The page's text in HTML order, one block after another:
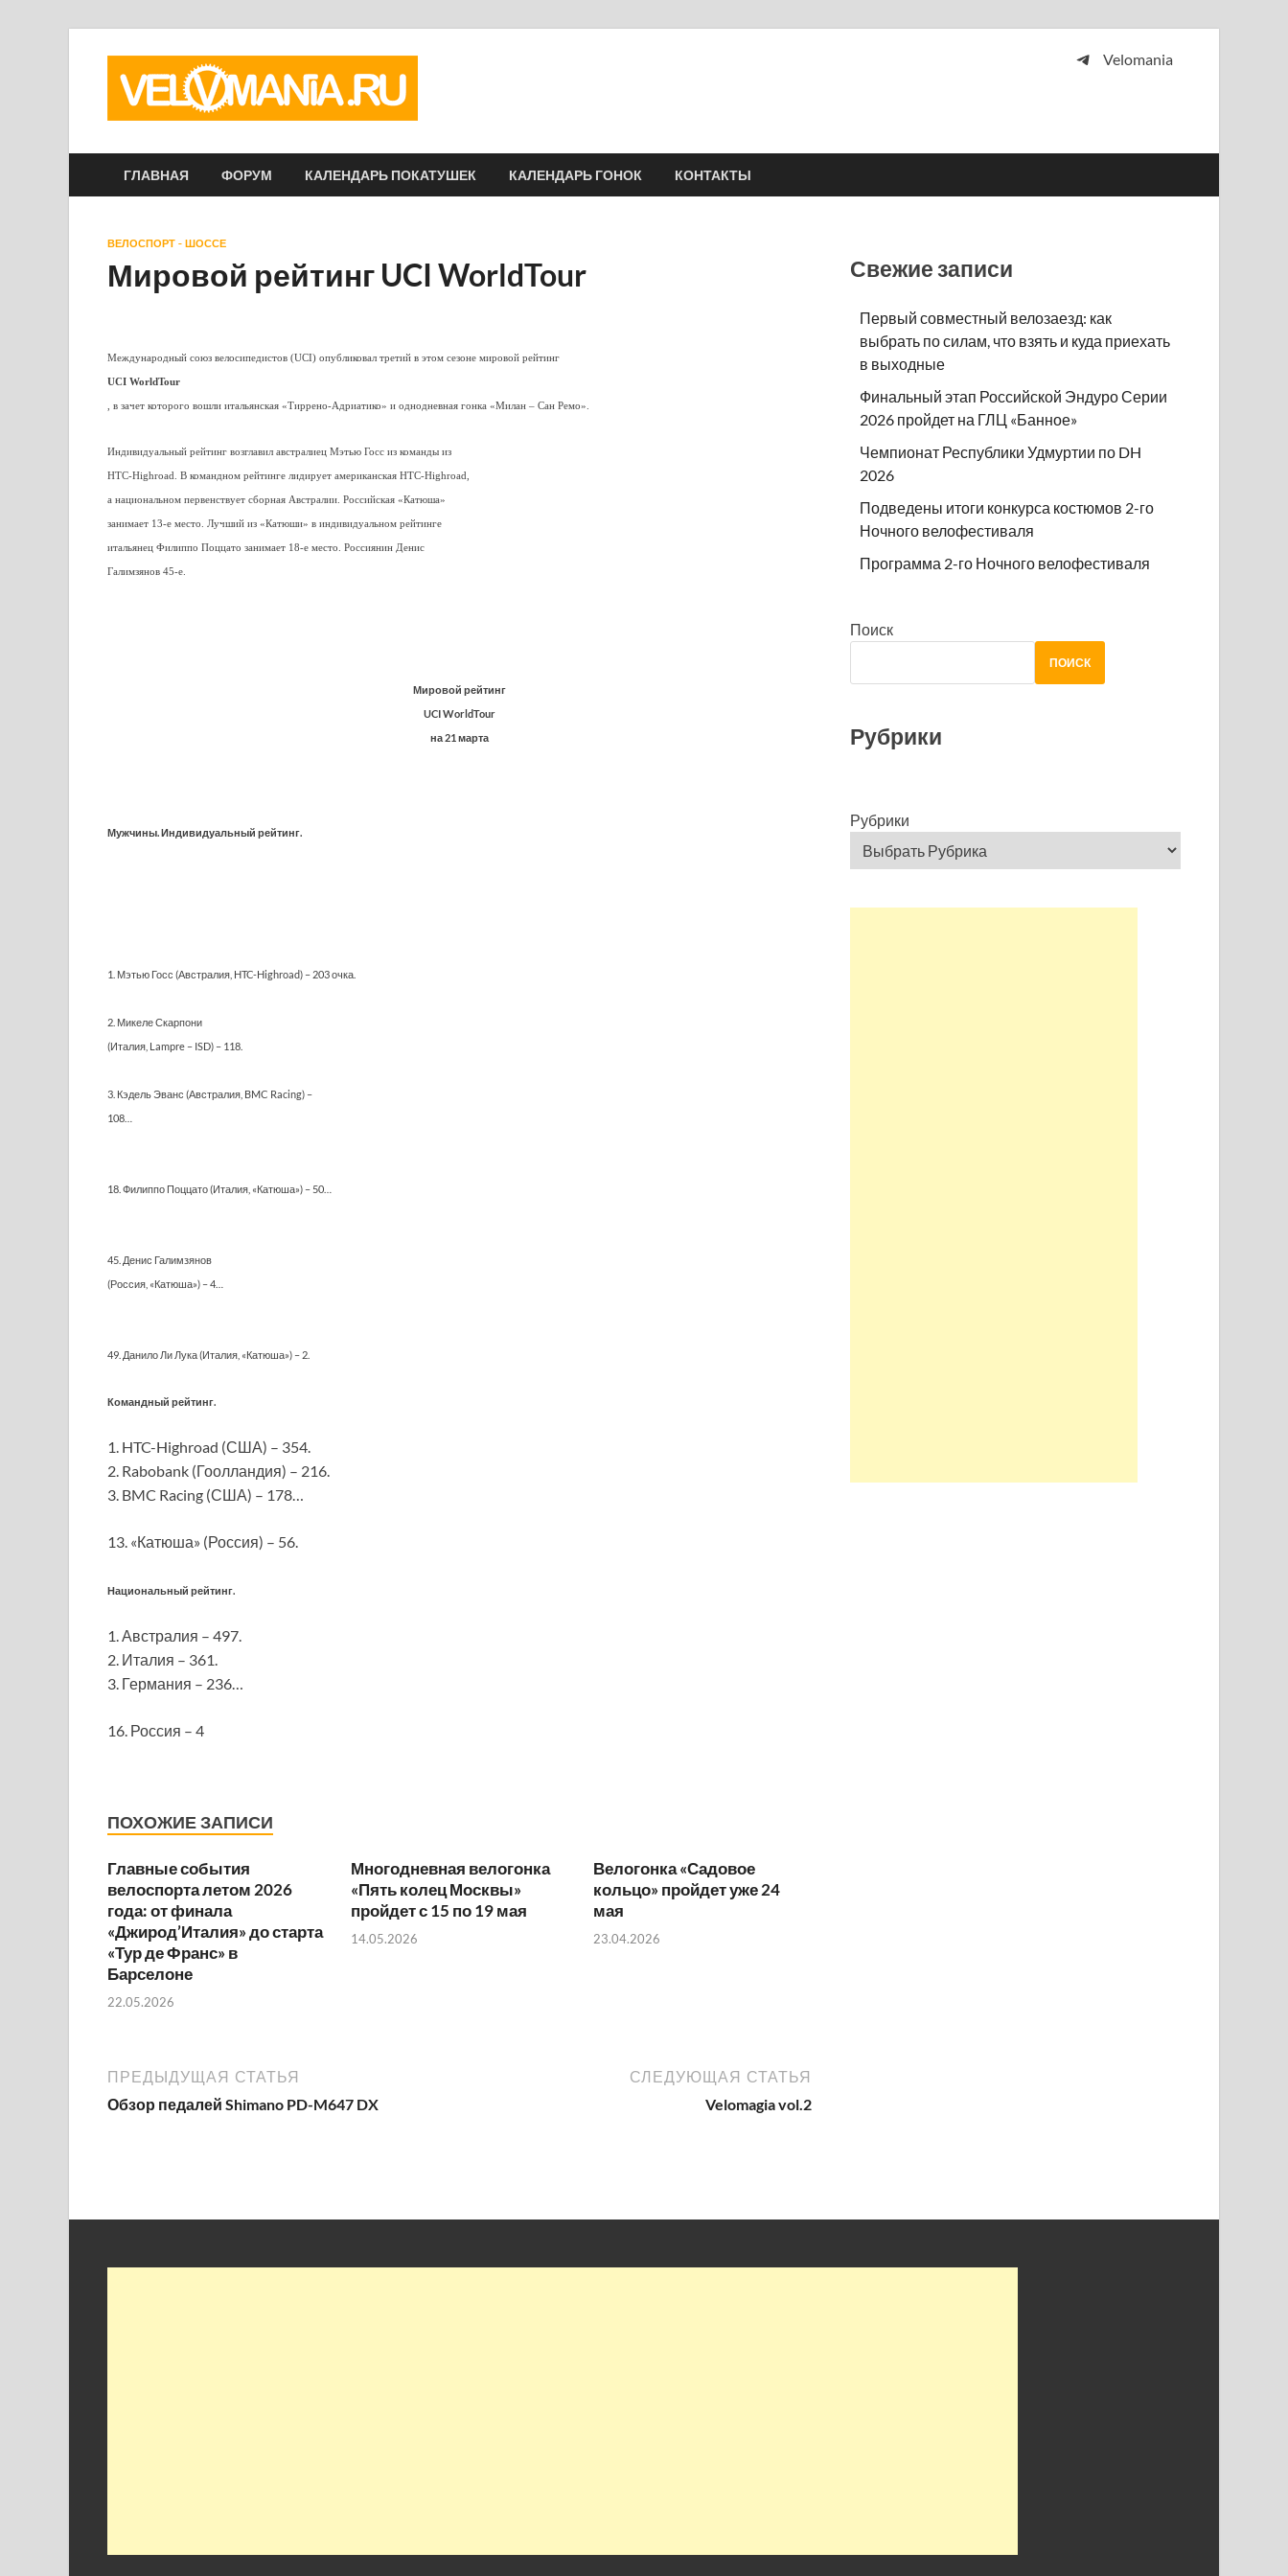
Velomania
ГЛАВНАЯ ФОРУМ КАЛЕНДАРЬ ПОКАТУШЕК КАЛЕНДАРЬ ГОНОК КОНТАКТЫ
ВЕЛОСПОРТ - ШОССЕ
Мировой рейтинг UCI WorldTour
Международный союз велосипедистов (UCI) опубликовал третий в этом сезоне мировой рейтинг
UCI WorldTour
, в зачет которого вошли итальянская «Тиррено-Адриатико» и однодневная гонка «Милан – Сан Ремо».
Индивидуальный рейтинг возглавил австралиец Мэтью Госс из команды из
HTC-Highroad. В командном рейтинге лидирует американская HTC-Highroad,
а национальном первенствует сборная Австралии. Российская «Катюша»
занимает 13-е место. Лучший из «Катюши» в индивидуальном рейтинге
итальянец Филиппо Поццато занимает 18-е место. Россиянин Денис
Галимзянов 45-е.
Мировой рейтинг
UCI WorldTour
на 21 марта
Мужчины. Индивидуальный рейтинг.
1. Мэтью Госс (Австралия, HTC-Highroad) – 203 очка.
2. Микеле Скарпони
(Италия, Lampre – ISD) – 118.
3. Кэдель Эванс (Австралия, BMC Racing) –
108…
18. Филиппо Поццато (Италия, «Катюша») – 50…
45. Денис Галимзянов
(Россия, «Катюша») – 4…
49. Данило Ли Лука (Италия, «Катюша») – 2.
Командный рейтинг.
1. HTC-Highroad (США) – 354.
2. Rabobank (Гоолландия) – 216.
3. BMC Racing (США) – 178…
13. «Катюша» (Россия) – 56.
Национальный рейтинг.
1. Австралия – 497.
2. Италия – 361.
3. Германия – 236…
16. Россия – 4
ПОХОЖИЕ ЗАПИСИ
Главные события
велоспорта летом 2026
года: от финала
«Джирод’Италия» до старта
«Тур де Франс» в
Барселоне
22.05.2026
Многодневная велогонка
«Пять колец Москвы»
пройдет с 15 по 19 мая
14.05.2026
Велогонка «Садовое
кольцо» пройдет уже 24
мая
23.04.2026
ПРЕДЫДУЩАЯ СТАТЬЯ
Обзор педалей Shimano PD-M647 DX
СЛЕДУЮЩАЯ СТАТЬЯ
Velomagia vol.2
Свежие записи
Первый совместный велозаезд: как
выбрать по силам, что взять и куда приехать
в выходные
Финальный этап Российской Эндуро Серии
2026 пройдет на ГЛЦ «Банное»
Чемпионат Республики Удмуртии по DH
2026
Подведены итоги конкурса костюмов 2-го
Ночного велофестиваля
Программа 2-го Ночного велофестиваля
Поиск
ПОИСК
Рубрики
Рубрики